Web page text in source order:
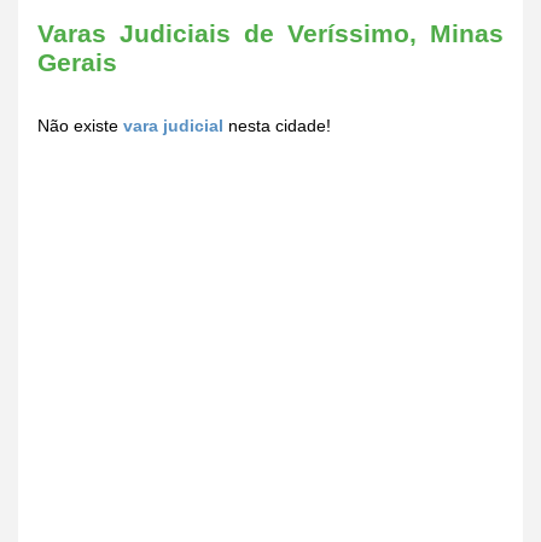
Varas Judiciais de Veríssimo, Minas
Gerais
Não existe vara judicial nesta cidade!